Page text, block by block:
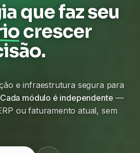
que faz seu
crescer
e infraestrutura segura para
Cada módulo é independente —
ou faturamento atual, sem